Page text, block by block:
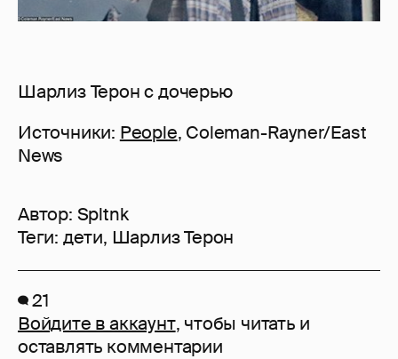
Шарлиз Терон с дочерью
Источники: People, Coleman-Rayner/East
News
Автор: Spltnk
Теги: дети, Шарлиз Терон
21
Войдите в аккаунт, чтобы читать и
оставлять комментарии